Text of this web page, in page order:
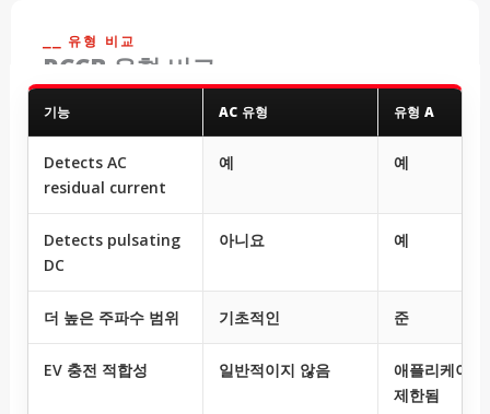
⎯⎯ 유형 비교
RCCB 유형 비교
기능 AC 유형 유형 A
Detects AC
residual current
예 예
Detects pulsating
DC
아니요 예
더 높은 주파수 범위 기초적인 준
EV 충전 적합성 일반적이지 않음
애플리케이
제한됨